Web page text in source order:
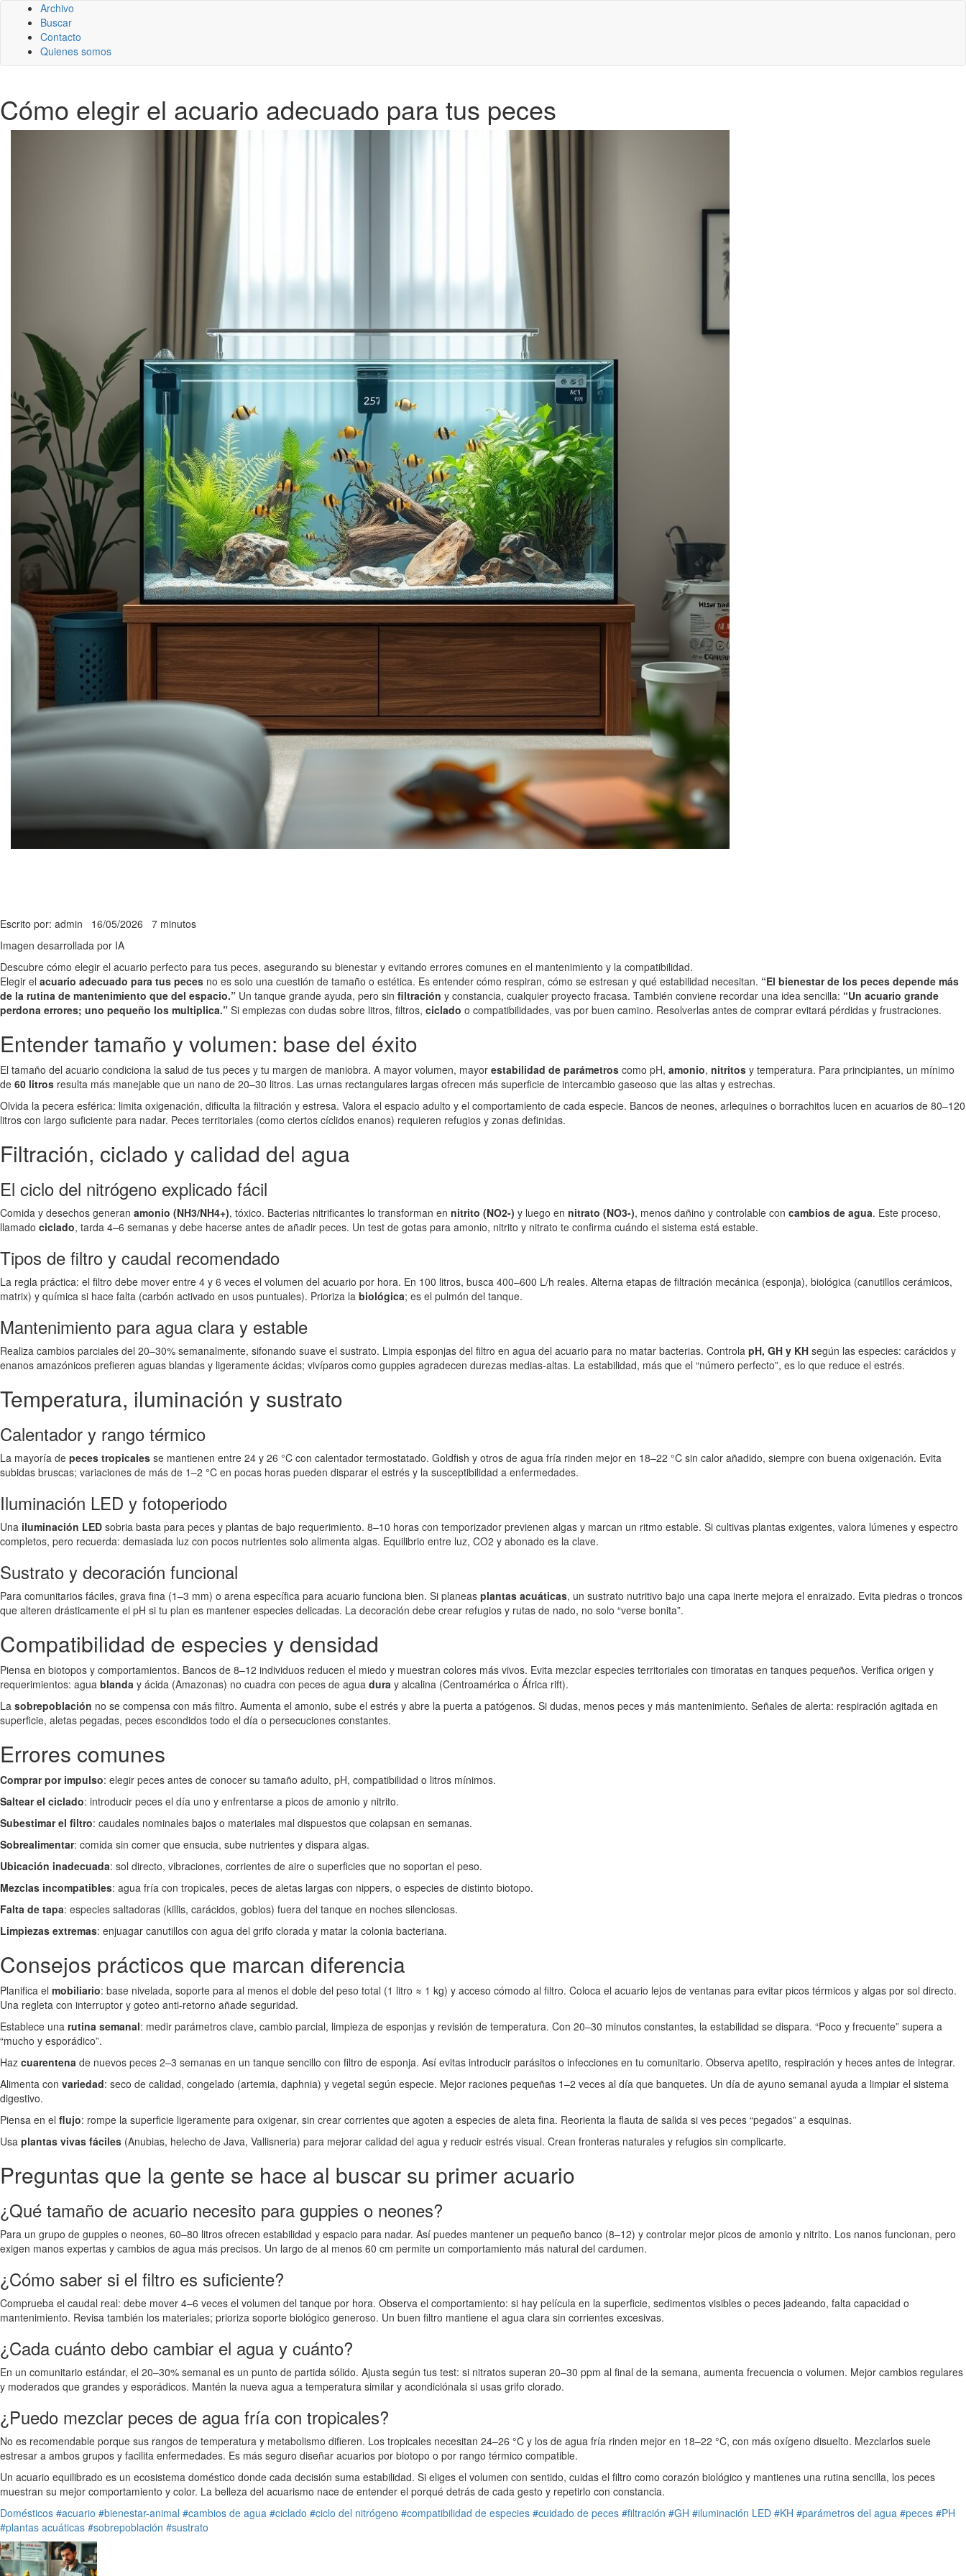
Archivo
Buscar
Contacto
Quienes somos
Cómo elegir el acuario adecuado para tus peces
Escrito por: admin 16/05/2026 7 minutos
Imagen desarrollada por IA
Descubre cómo elegir el acuario perfecto para tus peces, asegurando su bienestar y evitando errores comunes en el mantenimiento y la compatibilidad.
Elegir el acuario adecuado para tus peces no es solo una cuestión de tamaño o estética. Es entender cómo respiran, cómo se estresan y qué estabilidad necesitan. “El bienestar de los peces depende más
de la rutina de mantenimiento que del espacio.” Un tanque grande ayuda, pero sin filtración y constancia, cualquier proyecto fracasa. También conviene recordar una idea sencilla: “Un acuario grande
perdona errores; uno pequeño los multiplica.” Si empiezas con dudas sobre litros, filtros, ciclado o compatibilidades, vas por buen camino. Resolverlas antes de comprar evitará pérdidas y frustraciones.
Entender tamaño y volumen: base del éxito
El tamaño del acuario condiciona la salud de tus peces y tu margen de maniobra. A mayor volumen, mayor estabilidad de parámetros como pH, amonio, nitritos y temperatura. Para principiantes, un mínimo
de 60 litros resulta más manejable que un nano de 20–30 litros. Las urnas rectangulares largas ofrecen más superficie de intercambio gaseoso que las altas y estrechas.
Olvida la pecera esférica: limita oxigenación, dificulta la filtración y estresa. Valora el espacio adulto y el comportamiento de cada especie. Bancos de neones, arlequines o borrachitos lucen en acuarios de 80–120
litros con largo suficiente para nadar. Peces territoriales (como ciertos cíclidos enanos) requieren refugios y zonas definidas.
Filtración, ciclado y calidad del agua
El ciclo del nitrógeno explicado fácil
Comida y desechos generan amonio (NH3/NH4+), tóxico. Bacterias nitrificantes lo transforman en nitrito (NO2-) y luego en nitrato (NO3-), menos dañino y controlable con cambios de agua. Este proceso,
llamado ciclado, tarda 4–6 semanas y debe hacerse antes de añadir peces. Un test de gotas para amonio, nitrito y nitrato te confirma cuándo el sistema está estable.
Tipos de filtro y caudal recomendado
La regla práctica: el filtro debe mover entre 4 y 6 veces el volumen del acuario por hora. En 100 litros, busca 400–600 L/h reales. Alterna etapas de filtración mecánica (esponja), biológica (canutillos cerámicos,
matrix) y química si hace falta (carbón activado en usos puntuales). Prioriza la biológica; es el pulmón del tanque.
Mantenimiento para agua clara y estable
Realiza cambios parciales del 20–30% semanalmente, sifonando suave el sustrato. Limpia esponjas del filtro en agua del acuario para no matar bacterias. Controla pH, GH y KH según las especies: carácidos y
enanos amazónicos prefieren aguas blandas y ligeramente ácidas; vivíparos como guppies agradecen durezas medias-altas. La estabilidad, más que el “número perfecto”, es lo que reduce el estrés.
Temperatura, iluminación y sustrato
Calentador y rango térmico
La mayoría de peces tropicales se mantienen entre 24 y 26 °C con calentador termostatado. Goldfish y otros de agua fría rinden mejor en 18–22 °C sin calor añadido, siempre con buena oxigenación. Evita
subidas bruscas; variaciones de más de 1–2 °C en pocas horas pueden disparar el estrés y la susceptibilidad a enfermedades.
Iluminación LED y fotoperiodo
Una iluminación LED sobria basta para peces y plantas de bajo requerimiento. 8–10 horas con temporizador previenen algas y marcan un ritmo estable. Si cultivas plantas exigentes, valora lúmenes y espectro
completos, pero recuerda: demasiada luz con pocos nutrientes solo alimenta algas. Equilibrio entre luz, CO2 y abonado es la clave.
Sustrato y decoración funcional
Para comunitarios fáciles, grava fina (1–3 mm) o arena específica para acuario funciona bien. Si planeas plantas acuáticas, un sustrato nutritivo bajo una capa inerte mejora el enraizado. Evita piedras o troncos
que alteren drásticamente el pH si tu plan es mantener especies delicadas. La decoración debe crear refugios y rutas de nado, no solo “verse bonita”.
Compatibilidad de especies y densidad
Piensa en biotopos y comportamientos. Bancos de 8–12 individuos reducen el miedo y muestran colores más vivos. Evita mezclar especies territoriales con timoratas en tanques pequeños. Verifica origen y
requerimientos: agua blanda y ácida (Amazonas) no cuadra con peces de agua dura y alcalina (Centroamérica o África rift).
La sobrepoblación no se compensa con más filtro. Aumenta el amonio, sube el estrés y abre la puerta a patógenos. Si dudas, menos peces y más mantenimiento. Señales de alerta: respiración agitada en
superficie, aletas pegadas, peces escondidos todo el día o persecuciones constantes.
Errores comunes
Comprar por impulso: elegir peces antes de conocer su tamaño adulto, pH, compatibilidad o litros mínimos.
Saltear el ciclado: introducir peces el día uno y enfrentarse a picos de amonio y nitrito.
Subestimar el filtro: caudales nominales bajos o materiales mal dispuestos que colapsan en semanas.
Sobrealimentar: comida sin comer que ensucia, sube nutrientes y dispara algas.
Ubicación inadecuada: sol directo, vibraciones, corrientes de aire o superficies que no soportan el peso.
Mezclas incompatibles: agua fría con tropicales, peces de aletas largas con nippers, o especies de distinto biotopo.
Falta de tapa: especies saltadoras (killis, carácidos, gobios) fuera del tanque en noches silenciosas.
Limpiezas extremas: enjuagar canutillos con agua del grifo clorada y matar la colonia bacteriana.
Consejos prácticos que marcan diferencia
Planifica el mobiliario: base nivelada, soporte para al menos el doble del peso total (1 litro ≈ 1 kg) y acceso cómodo al filtro. Coloca el acuario lejos de ventanas para evitar picos térmicos y algas por sol directo.
Una regleta con interruptor y goteo anti-retorno añade seguridad.
Establece una rutina semanal: medir parámetros clave, cambio parcial, limpieza de esponjas y revisión de temperatura. Con 20–30 minutos constantes, la estabilidad se dispara. “Poco y frecuente” supera a
“mucho y esporádico”.
Haz cuarentena de nuevos peces 2–3 semanas en un tanque sencillo con filtro de esponja. Así evitas introducir parásitos o infecciones en tu comunitario. Observa apetito, respiración y heces antes de integrar.
Alimenta con variedad: seco de calidad, congelado (artemia, daphnia) y vegetal según especie. Mejor raciones pequeñas 1–2 veces al día que banquetes. Un día de ayuno semanal ayuda a limpiar el sistema
digestivo.
Piensa en el flujo: rompe la superficie ligeramente para oxigenar, sin crear corrientes que agoten a especies de aleta fina. Reorienta la flauta de salida si ves peces “pegados” a esquinas.
Usa plantas vivas fáciles (Anubias, helecho de Java, Vallisneria) para mejorar calidad del agua y reducir estrés visual. Crean fronteras naturales y refugios sin complicarte.
Preguntas que la gente se hace al buscar su primer acuario
¿Qué tamaño de acuario necesito para guppies o neones?
Para un grupo de guppies o neones, 60–80 litros ofrecen estabilidad y espacio para nadar. Así puedes mantener un pequeño banco (8–12) y controlar mejor picos de amonio y nitrito. Los nanos funcionan, pero
exigen manos expertas y cambios de agua más precisos. Un largo de al menos 60 cm permite un comportamiento más natural del cardumen.
¿Cómo saber si el filtro es suficiente?
Comprueba el caudal real: debe mover 4–6 veces el volumen del tanque por hora. Observa el comportamiento: si hay película en la superficie, sedimentos visibles o peces jadeando, falta capacidad o
mantenimiento. Revisa también los materiales; prioriza soporte biológico generoso. Un buen filtro mantiene el agua clara sin corrientes excesivas.
¿Cada cuánto debo cambiar el agua y cuánto?
En un comunitario estándar, el 20–30% semanal es un punto de partida sólido. Ajusta según tus test: si nitratos superan 20–30 ppm al final de la semana, aumenta frecuencia o volumen. Mejor cambios regulares
y moderados que grandes y esporádicos. Mantén la nueva agua a temperatura similar y acondiciónala si usas grifo clorado.
¿Puedo mezclar peces de agua fría con tropicales?
No es recomendable porque sus rangos de temperatura y metabolismo difieren. Los tropicales necesitan 24–26 °C y los de agua fría rinden mejor en 18–22 °C, con más oxígeno disuelto. Mezclarlos suele
estresar a ambos grupos y facilita enfermedades. Es más seguro diseñar acuarios por biotopo o por rango térmico compatible.
Un acuario equilibrado es un ecosistema doméstico donde cada decisión suma estabilidad. Si eliges el volumen con sentido, cuidas el filtro como corazón biológico y mantienes una rutina sencilla, los peces
muestran su mejor comportamiento y color. La belleza del acuarismo nace de entender el porqué detrás de cada gesto y repetirlo con constancia.
Domésticos #acuario #bienestar-animal #cambios de agua #ciclado #ciclo del nitrógeno #compatibilidad de especies #cuidado de peces #filtración #GH #iluminación LED #KH #parámetros del agua #peces #PH
#plantas acuáticas #sobrepoblación #sustrato